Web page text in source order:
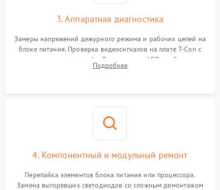
3. Аппаратная диагностика
Замеры напряжений дежурного режима и рабочих цепей на
блоке питания. Проверка видеосигналов на плате T-Con с
помощью осциллографа. Тестирование LED-драйвера и
светодиодных планок подсветки мультиметром.
Подробнее
4. Компонентный и модульный ремонт
Перепайка элементов блока питания или процессора.
Замена выгоревших светодиодов со сложным демонтажом